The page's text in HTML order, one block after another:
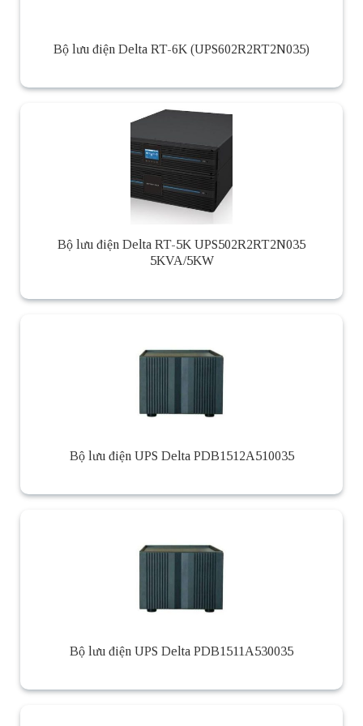
Bộ lưu điện Delta RT-6K (UPS602R2RT2N035)
Bộ lưu điện Delta RT-5K UPS502R2RT2N035
5KVA/5KW
Bộ lưu điện UPS Delta PDB1512A510035
Bộ lưu điện UPS Delta PDB1511A530035